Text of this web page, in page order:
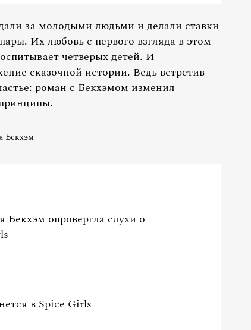
за молодыми людьми и делали ставки
Их любовь с первого взгляда в этом
четверых детей. И
сказочной истории. Ведь встретив
роман с Бекхэмом изменил
Бекхэм
опровергла слухи о
в Spice Girls